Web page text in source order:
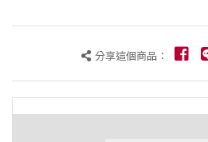
分享這個商品：